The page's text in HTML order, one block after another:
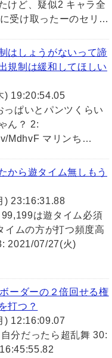
けど、疑似2 キャラ全
受け取ったーのセリ…
はしょうがないって諦
規制は緩和してほしい
) 19:20:54.05
っぱいとパンツくらい
ん？ 2:
MdhvF マリンち…
から遊タイム無しもう
) 23:16:31.88
は遊タイム必須
イムの方が打つ頻度高
2021/07/27(火)
ーダーの２倍回せる権
打つ？
) 12:16:09.07
分だったら超乱舞 30: